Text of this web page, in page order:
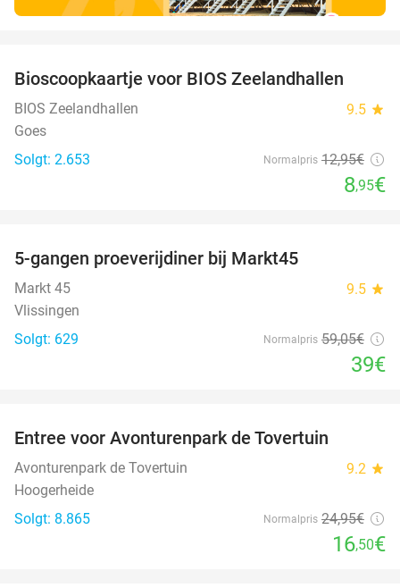
Bioscoopkaartje voor BIOS Zeelandhallen
BIOS Zeelandhallen 9.5 star
Goes
Solgt: 2.653
Normalpris 12,95€
8,95€
5-gangen proeverijdiner bij Markt45
Markt 45 9.5 star
Vlissingen
Solgt: 629
Normalpris 59,05€
39€
Entree voor Avonturenpark de Tovertuin
Avonturenpark de Tovertuin 9.2 star
Hoogerheide
Solgt: 8.865
Normalpris 24,95€
16,50€